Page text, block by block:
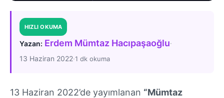
HIZLI OKUMA
Yazan: Erdem Mümtaz Hacıpaşaoğlu·
13 Haziran 2022·1 dk okuma
13 Haziran 2022’de yayımlanan “Mümtaz